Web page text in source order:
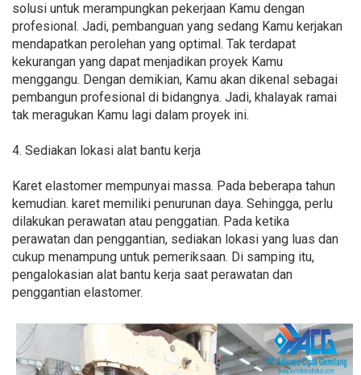
solusi untuk merampungkan pekerjaan Kamu dengan
profesional. Jadi, pembanguan yang sedang Kamu kerjakan
mendapatkan perolehan yang optimal. Tak terdapat
kekurangan yang dapat menjadikan proyek Kamu
menggangu. Dengan demikian, Kamu akan dikenal sebagai
pembangun profesional di bidangnya. Jadi, khalayak ramai
tak meragukan Kamu lagi dalam proyek ini.
4. Sediakan lokasi alat bantu kerja
Karet elastomer mempunyai massa. Pada beberapa tahun
kemudian. karet memiliki penurunan daya. Sehingga, perlu
dilakukan perawatan atau penggatian. Pada ketika
perawatan dan penggantian, sediakan lokasi yang luas dan
cukup menampung untuk pemeriksaan. Di samping itu,
pengalokasian alat bantu kerja saat perawatan dan
penggantian elastomer.